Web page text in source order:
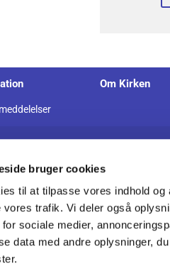
bruger cookies
til at tilpasse vores indhold
vores trafik. Vi deler også
for sociale medier,
data med andre oplysninger,
Om Kirken